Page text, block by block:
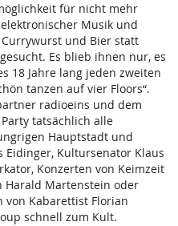
für nicht mehr
Musik und
und Bier statt
Es blieb ihnen nur, es
18 Jahre lang jeden zweiten
tanzen auf vier Floors“.
radioeins und dem
tatsächlich alle
Hauptstadt und
Eidinger, Kultursenator Klaus
Konzerten von Keimzeit
Harald Martenstein oder
Kabarettist Florian
schnell zum Kult.